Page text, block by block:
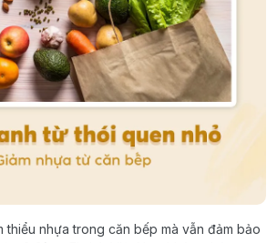
thiểu nhựa trong căn bếp mà vẫn đảm bảo